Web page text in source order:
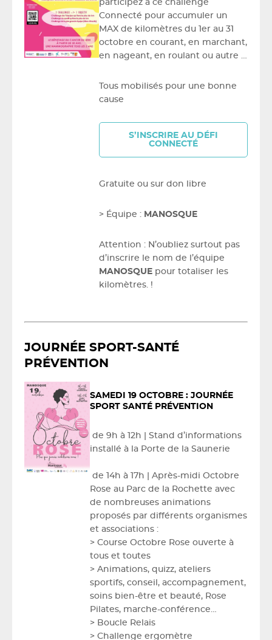
participez à ce challenge
Connecté pour accumuler un
MAX de kilomètres du 1er au 31
octobre en courant, en marchant,
en nageant, en roulant ou autre …
Tous mobilisés pour une bonne
cause
S’INSCRIRE AU DÉFI
CONNECTÉ
Gratuite ou sur don libre
> Équipe : MANOSQUE
Attention : N’oubliez surtout pas
d’inscrire le nom de l’équipe
MANOSQUE pour totaliser les
kilomètres. !
JOURNÉE SPORT-SANTÉ
PRÉVENTION
SAMEDI 19 OCTOBRE : JOURNÉE
SPORT SANTÉ PRÉVENTION
de 9h à 12h | Stand d’informations
installé à la Porte de la Saunerie
de 14h à 17h | Après-midi Octobre
Rose au Parc de la Rochette avec
de nombreuses animations
proposés par différents organismes
et associations :
> Course Octobre Rose ouverte à
tous et toutes
> Animations, quizz, ateliers
sportifs, conseil, accompagnement,
soins bien-être et beauté, Rose
Pilates, marche-conférence…
> Boucle Relais
> Challenge ergomètre